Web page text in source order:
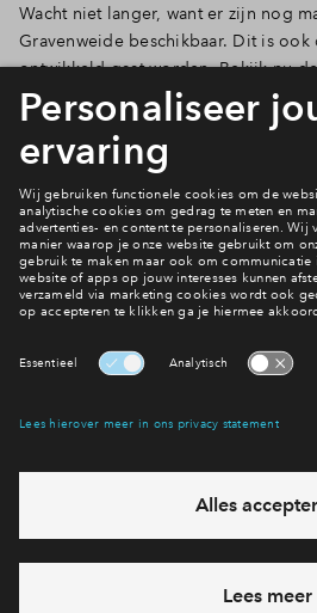
Wacht niet langer, want er zijn nog
Gravenweide beschikbaar. Dit is ook
ontwikkeld gaat worden. Bekijk nu
vrijblijvend een optie op één van de
Laatste beschikbare woningen
Laatste fase
Gravenweide
eventuele
Ja, ik wil mij